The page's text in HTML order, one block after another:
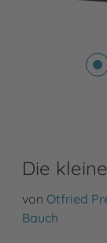
Die
von Otfried
Bauch